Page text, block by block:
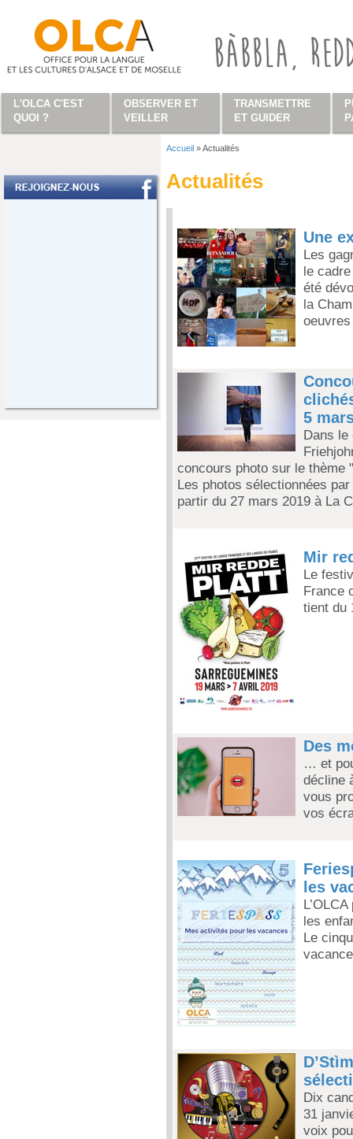
Accueil »Actualités
Actualités
Une
Les
le
été
la
5
Dans le
concours photo sur le thème
Les photos sélectionnées
partir du 27 mars 2019 à La
Mir
Le
France
tient du
Des
… et
décline
vous
vos
les
les
Le
Dix
31
voix
L'OLCA C'EST
QUOI ?
OBSERVER ET
VEILLER
TRANSMETTRE
ET GUIDER